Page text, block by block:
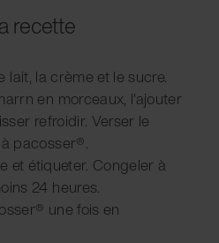
recette
lait, la crème et le sucre.
en morceaux, l'ajouter
refroidir. Verser le
pacosser®.
et étiqueter. Congeler à
24 heures.
une fois en